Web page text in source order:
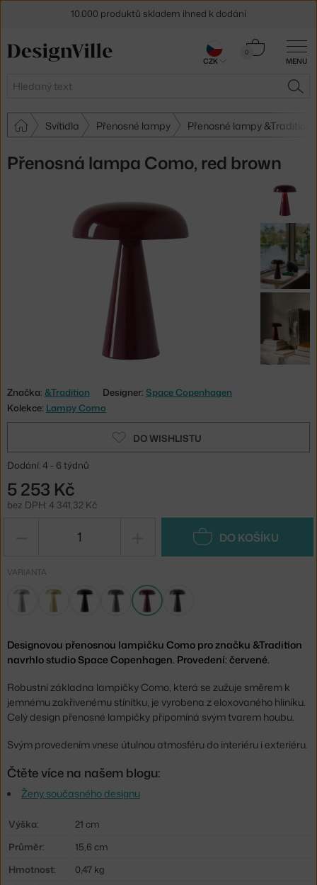
MENU
Hledat
0
Košík
Svítidla Přenosné lampy Přenosné lampy &Tradition
Přenosná lampa Como, red brown
Značka: &Tradition Designer: Space Copenhagen
Kolekce: Lampy Como
DO WISHLISTU
Dodání: 4 - 6 týdnů
5 253 Kč
bez DPH: 4 341,32 Kč
DO KOŠÍKU
VARIANTA
Designovou přenosnou lampičku Como pro značku &Tradition
navrhlo studio Space Copenhagen. Provedení: červené.
Robustní základna lampičky Como, která se zužuje směrem k
jemnému zakřivenému stínítku, je vyrobena z eloxovaného hliníku.
Celý design přenosné lampičky připomíná svým tvarem houbu.
Svým provedením vnese útulnou atmosféru do interiéru i exteriéru.
Čtěte více na našem blogu:
Ženy současného designu
Výška:
21 cm
Průměr:
15,6 cm
Hmotnost:
0,47 kg
10.000 produktů skladem ihned k dodání
Sleva 5 % pro odběratele
CZK